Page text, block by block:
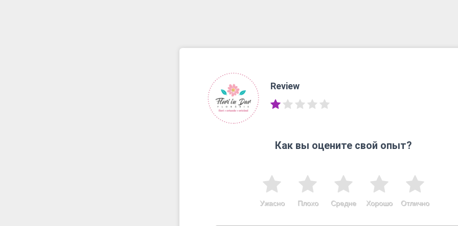
Review
Как вы оцените свой опыт?
Отлично
Хорошо
Средне
Плохо
Ужасно